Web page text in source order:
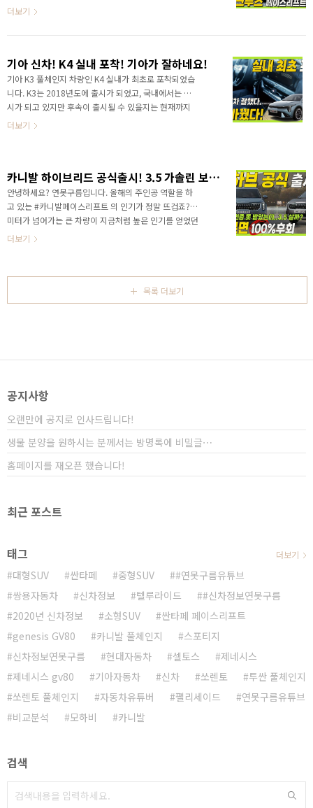
망하시는 분들이 꽤 많죠? 투싼이 베이스 차량이라서 투
상은 대형 SUV #팰리세이드 와 유사한 전장을 갖추고 있
더보기
기아 신차! K4 실내 포착! 기아가 잘하네요!
기아 K3 풀체인지 차량인 K4 실내가 최초로 포착되었습
니다. K3는 2018년도에 출시가 되었고, 국내에서는 출
시가 되고 있지만 후속이 출시될 수 있을지는 현재까지
공식 입장이 없는 상태입니다. K3의 후속은 국내에 출시
을 사용하는 경우는 없었죠! 따라서 기존 K3는 K4로 등
급이 올라간 것인데. .이런 전략은 #K7 이 풀체인지를
거치면서 #K8 로 출시된 것과 비슷하죠? 정확한 정보를
가장 먼저 만나보세요!
더보기
카니발 하이브리드 공식출시! 3.5 가솔린 보다 좋을까? 알면 후회 없어요!
안녕하세요? 연못구름입니다. 올해의 주인공 역할을 하
고 있는 #카니발페이스리프트 의 인기가 정말 뜨겁죠? 5
미터가 넘어가는 큰 차량이 지금처럼 높은 인기를 얻었던
적이 있었나? 생각할 정도로 모든 차량중에서도 카니발
결과는 무려 90% 이상이 하이브리드 차량을 선택했다고
하죠? 하이브리드 차량이 드디어 출시되었습니다. 이미
출시한 것이 아닌가요? 공개는 했지만 환경부 인증 전이
합연비 14km/L 도심 14.6km/L 고속도로 13...
더보기
목록 더보기
공지사항
오랜만에 공지로 인사드립니다!
생물 분양을 원하시는 분께서는 방명록에 비밀글⋯
홈페이지를 재오픈 했습니다!
최근 포스트
태그
대형SUV 싼타페 중형SUV
#연못구름유튜브
쌍용자동차
신차정보 텔루라이드
#신차정보연못구름
2020년 신차정보
소형SUV
싼타페 페이스리프트
genesis GV80
카니발 풀체인지
스포티지
신차정보연못구름
현대자동차 셀토스
제네시스
제네시스 gv80
기아자동차 신차 쏘렌토
투싼 풀체인지
쏘렌토 풀체인지
자동차유튜버 팰리세이드
연못구름유튜브
비교분석
모하비 카니발
더보기
검색